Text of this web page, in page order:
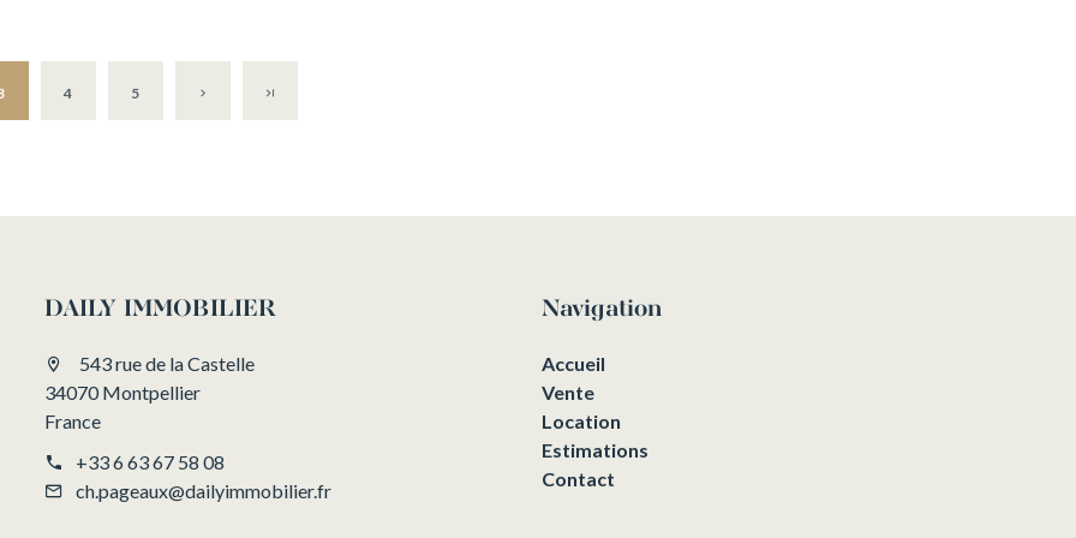
4 5
DAILY IMMOBILIER
543 rue de la Castelle
34070 Montpellier
France
+33 6 63 67 58 08
ch.pageaux@dailyimmobilier.fr
Navigation
Accueil
Vente
Location
Estimations
Contact